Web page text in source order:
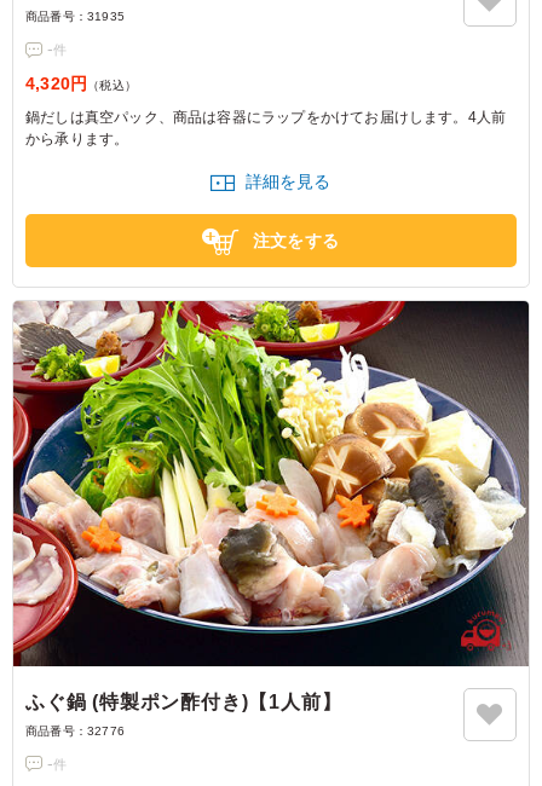
商品番号： 31935
-件
4,320円 （税込）
鍋だしは真空パック、商品は容器にラップをかけてお届けします。4人前
から承ります。
詳細を見る
注文をする
ふぐ鍋 (特製ポン酢付き)【1人前】
商品番号： 32776
-件